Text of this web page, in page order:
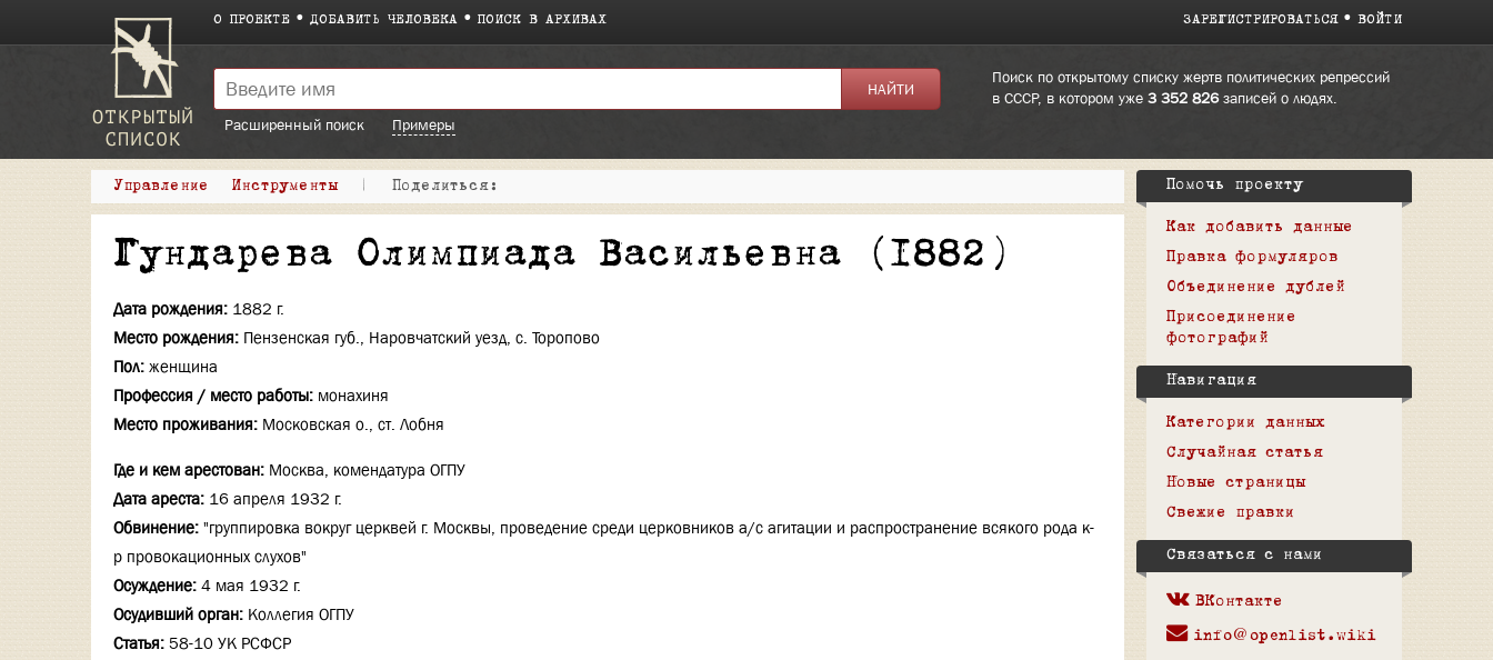
О ПРОЕКТЕ ДОБАВИТЬ ЧЕЛОВЕКА ПОИСК В АРХИВАХ ЗАРЕГИСТРИРОВАТЬСЯ ВОЙТИ
Поиск по открытому списку жертв политических репрессий
в СССР, в котором уже 3 352 826записей о людях.
Расширенный поиск
Примеры
Управление Инструменты | Поделиться:
Гундарева Олимпиада Васильевна (1882)
Дата рождения: 1882 г.
Место рождения: Пензенская губ., Наровчатский уезд, с. Торопово
Пол: женщина
Профессия / место работы: монахиня
Место проживания: Московская о., ст. Лобня
Где и кем арестован: Москва, комендатура ОГПУ
Дата ареста: 16 апреля 1932 г.
Обвинение: "группировка вокруг церквей г. Москвы, проведение среди церковников а/с агитации и распространение всякого рода к-
р провокационных слухов"
Осуждение: 4 мая 1932 г.
Осудивший орган: Коллегия ОГПУ
Статья: 58-10 УК РСФСР
Помочь проекту
Как добавить данные
Правка формуляров
Объединение дублей
Присоединение
фотографий
Навигация
Категории данных
Случайная статья
Новые страницы
Свежие правки
Связаться с нами
ВКонтакте
info@openlist.wiki